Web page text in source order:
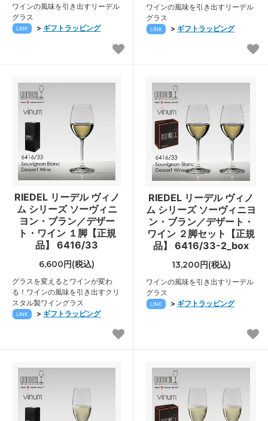
ワインの風味を引き出すリーデル
グラス
LINK > ギフトラッピング
ワインの風味を引き出すリーデル
グラス
LINK > ギフトラッピング
RIEDEL リーデル ヴィノ
ム シリーズ ソーヴィニ
ヨン・ブラン／デザー
ト・ワイン １脚【正規
品】 6416/33
6,600円(税込)
グラスを変えるとワインが変わ
る！ワインの風味を引き出すクリ
スタル製ワイングラス
LINK > ギフトラッピング
RIEDEL リーデル ヴィノ
ム シリーズ ソーヴィニヨ
ン・ブラン／デザート・
ワイン ２脚セット【正規
品】 6416/33-2_box
13,200円(税込)
ワインの風味を引き出すリーデル
グラス
LINK > ギフトラッピング